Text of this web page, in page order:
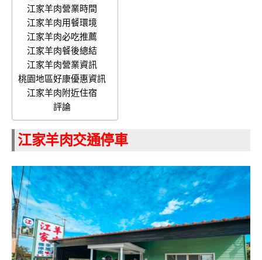
江家羊肉營業時間
江家羊肉用餐環境
江家羊肉必吃推薦
江家羊肉餐後總結
江家羊肉營業資訊
桃園地區好康優惠資訊
江家羊肉附近住宿
評論
江家羊肉交通停車